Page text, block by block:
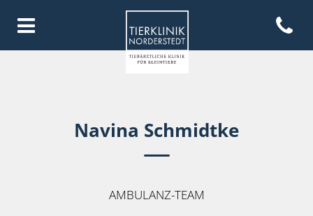
Homepage Tierklinik
Open
Navina Schmidtke
AMBULANZ-TEAM